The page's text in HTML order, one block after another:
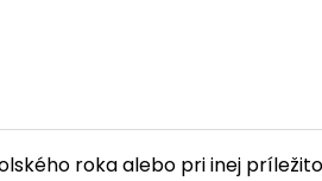
roka alebo pri inej